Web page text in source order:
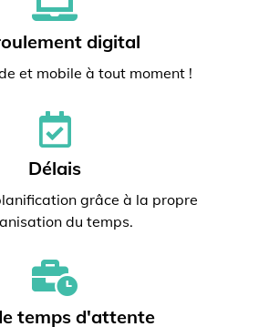
digital
et mobile à tout moment !
Délais
grâce à la propre
du temps.
temps d'attente